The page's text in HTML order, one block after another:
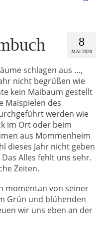
8
MAI 2020
schlagen aus …,
nicht begrüßen wie
kein Maibaum gestellt
Maispielen des
werden wie
im Ort oder beim
aus Mommenheim
dieses Jahr nicht geben
Alles fehlt uns sehr.
Zeiten.
momentan von seiner
Grün und blühenden
wir uns eben an der